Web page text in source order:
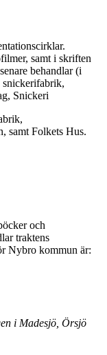
samt i skriften
behandlar (i
Snickeri
samt Folkets Hus.
och
traktens
Nybro kommun är:
i Madesjö, Örsjö